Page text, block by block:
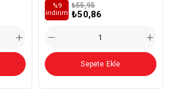
₺50,86
₺55,95
%9
i̇ndirim
Sepete Ekle